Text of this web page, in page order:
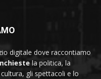
digitale dove raccontiamo
la politica, la
gli spettacoli e lo